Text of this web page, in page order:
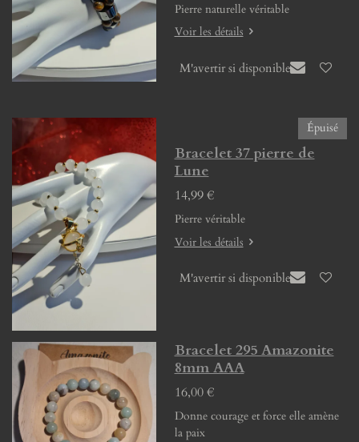
Pierre naturelle véritable
Voir les détails
M'avertir si disponible
Épuisé
Bracelet 37 pierre de
Lune
14,99 €
Pierre véritable
Voir les détails
M'avertir si disponible
Bracelet 295 Amazonite
8mm AAA
16,00 €
Donne courage et force elle amène
la paix